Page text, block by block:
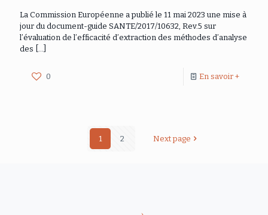
La Commission Européenne a publié le 11 mai 2023 une mise à
jour du document-guide SANTE/2017/10632, Rev.5 sur
l’évaluation de l’efficacité d’extraction des méthodes d’analyse
des
0 En savoir +
1 2 Next page